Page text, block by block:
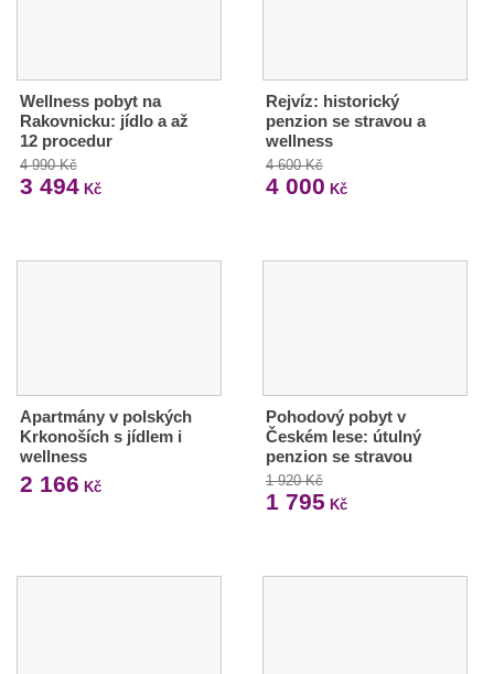
Wellness pobyt na
Rakovnicku: jídlo a až
12 procedur
4 990 Kč
3 494 Kč
Rejvíz: historický
penzion se stravou a
wellness
4 600 Kč
4 000 Kč
Apartmány v polských
Krkonoších s jídlem i
wellness
2 166 Kč
Pohodový pobyt v
Českém lese: útulný
penzion se stravou
1 920 Kč
1 795 Kč